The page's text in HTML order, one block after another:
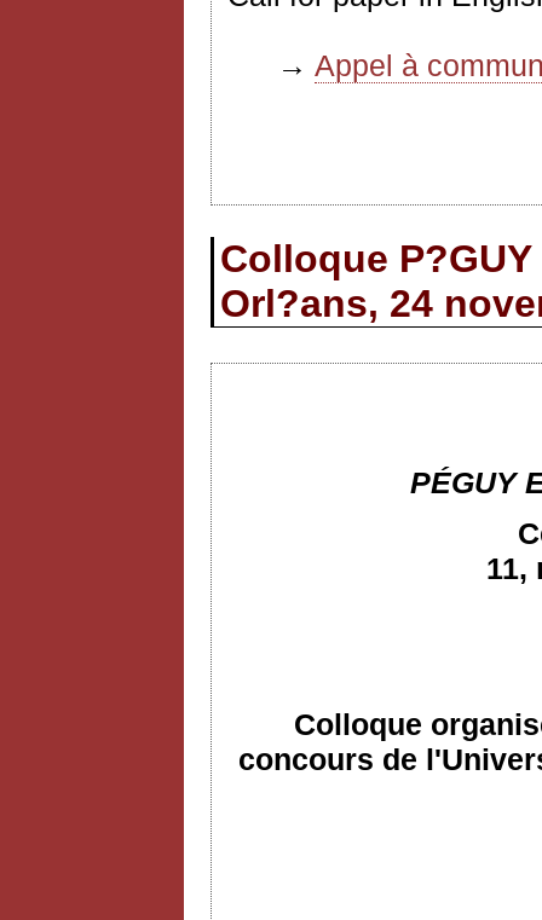
→ Appel à
Colloque P?GUY
Orl?ans, 24
PÉGUY
11,
Colloque
concours de